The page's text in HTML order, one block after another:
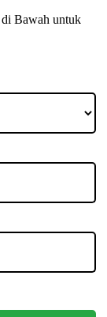
di Bawah untuk